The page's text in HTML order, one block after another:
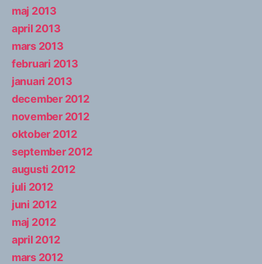
maj 2013
april 2013
mars 2013
februari 2013
januari 2013
december 2012
november 2012
oktober 2012
september 2012
augusti 2012
juli 2012
juni 2012
maj 2012
april 2012
mars 2012